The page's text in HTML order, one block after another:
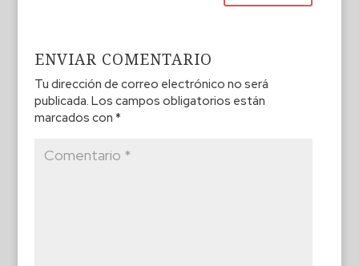
ENVIAR COMENTARIO
Tu dirección de correo electrónico no será
publicada. Los campos obligatorios están
marcados con *